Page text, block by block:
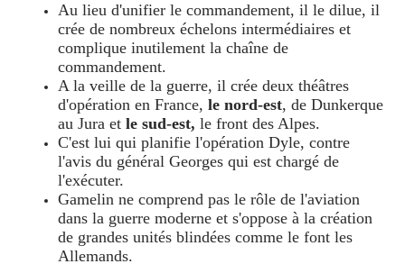
Au lieu d'unifier le commandement, il le dilue, il
crée de nombreux échelons intermédiaires et
complique inutilement la chaîne de
commandement.
A la veille de la guerre, il crée deux théâtres
d'opération en France, le nord-est, de Dunkerque
au Jura et le sud-est, le front des Alpes.
C'est lui qui planifie l'opération Dyle, contre
l'avis du général Georges qui est chargé de
l'exécuter.
Gamelin ne comprend pas le rôle de l'aviation
dans la guerre moderne et s'oppose à la création
de grandes unités blindées comme le font les
Allemands.